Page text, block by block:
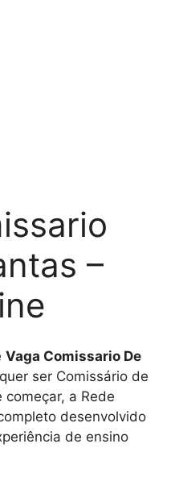
–
Vaga Comissario De
ser Comissário de
a Rede
desenvolvido
de ensino